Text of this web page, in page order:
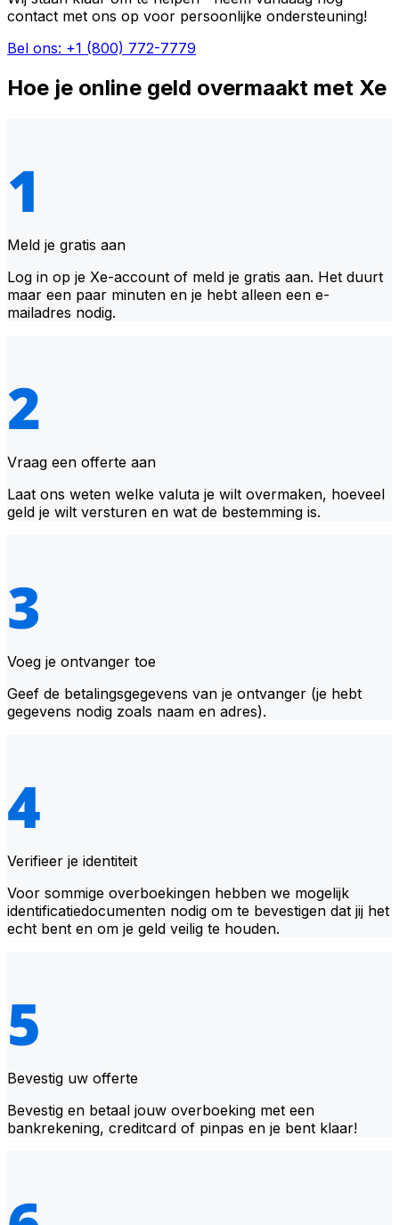
contact met ons op voor persoonlijke ondersteuning!
Bel ons: +1 (800) 772-7779
Hoe je online geld overmaakt met Xe
Meld je gratis aan
Log in op je Xe-account of meld je gratis aan. Het duurt
maar een paar minuten en je hebt alleen een e-
mailadres nodig.
Vraag een offerte aan
Laat ons weten welke valuta je wilt overmaken, hoeveel
geld je wilt versturen en wat de bestemming is.
Voeg je ontvanger toe
Geef de betalingsgegevens van je ontvanger (je hebt
gegevens nodig zoals naam en adres).
Verifieer je identiteit
Voor sommige overboekingen hebben we mogelijk
identificatiedocumenten nodig om te bevestigen dat jij het
echt bent en om je geld veilig te houden.
Bevestig uw offerte
Bevestig en betaal jouw overboeking met een
bankrekening, creditcard of pinpas en je bent klaar!